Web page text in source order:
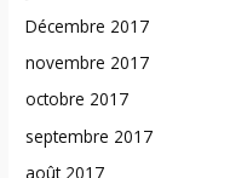
Décembre 2017
novembre 2017
octobre 2017
septembre 2017
août 2017